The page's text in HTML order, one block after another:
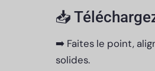
📥
➡️ Faites le point,
solides.